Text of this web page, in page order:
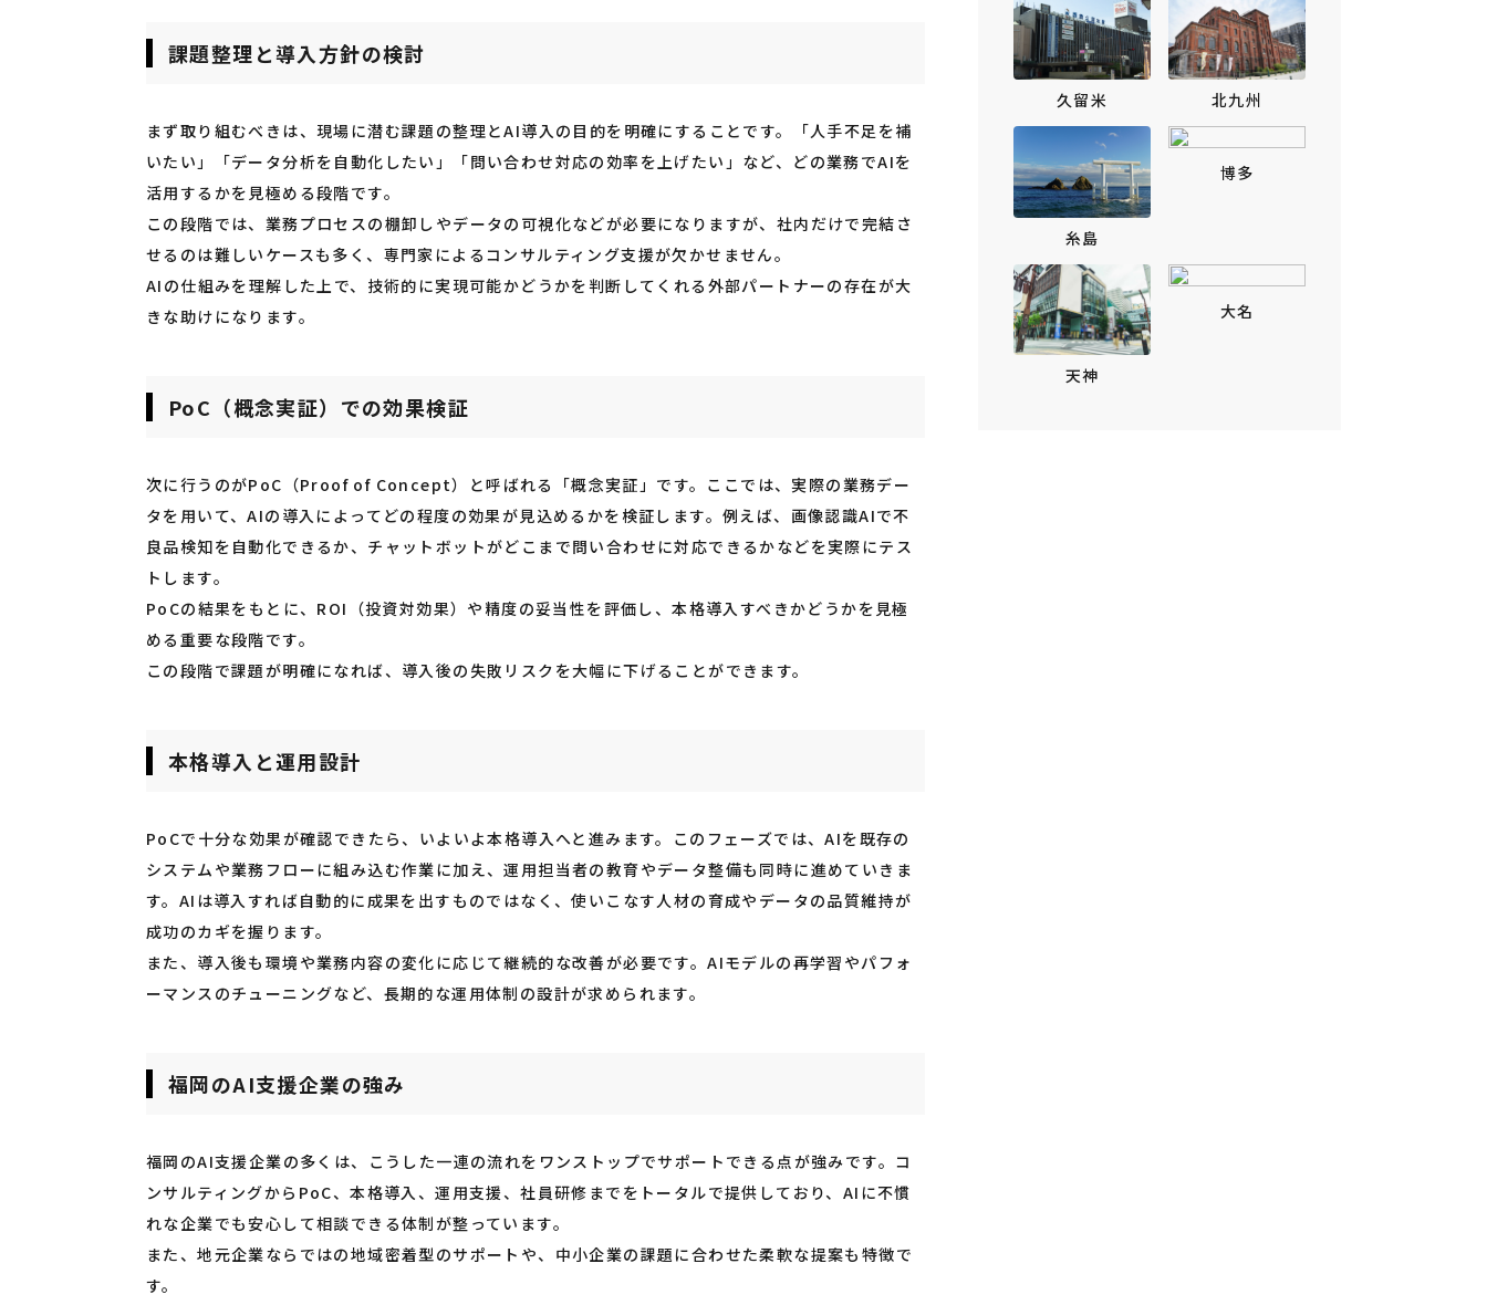
課題整理と導入方針の検討
まず取り組むべきは、現場に潜む課題の整理とAI導入の目的を明確にすることです。「人手不足を補
いたい」「データ分析を自動化したい」「問い合わせ対応の効率を上げたい」など、どの業務でAIを
活用するかを見極める段階です。
この段階では、業務プロセスの棚卸しやデータの可視化などが必要になりますが、社内だけで完結さ
せるのは難しいケースも多く、専門家によるコンサルティング支援が欠かせません。
AIの仕組みを理解した上で、技術的に実現可能かどうかを判断してくれる外部パートナーの存在が大
きな助けになります。
PoC（概念実証）での効果検証
次に行うのがPoC（Proof of Concept）と呼ばれる「概念実証」です。ここでは、実際の業務デー
タを用いて、AIの導入によってどの程度の効果が見込めるかを検証します。例えば、画像認識AIで不
良品検知を自動化できるか、チャットボットがどこまで問い合わせに対応できるかなどを実際にテス
トします。
PoCの結果をもとに、ROI（投資対効果）や精度の妥当性を評価し、本格導入すべきかどうかを見極
める重要な段階です。
この段階で課題が明確になれば、導入後の失敗リスクを大幅に下げることができます。
本格導入と運用設計
PoCで十分な効果が確認できたら、いよいよ本格導入へと進みます。このフェーズでは、AIを既存の
システムや業務フローに組み込む作業に加え、運用担当者の教育やデータ整備も同時に進めていきま
す。AIは導入すれば自動的に成果を出すものではなく、使いこなす人材の育成やデータの品質維持が
成功のカギを握ります。
また、導入後も環境や業務内容の変化に応じて継続的な改善が必要です。AIモデルの再学習やパフォ
ーマンスのチューニングなど、長期的な運用体制の設計が求められます。
福岡のAI支援企業の強み
福岡のAI支援企業の多くは、こうした一連の流れをワンストップでサポートできる点が強みです。コ
ンサルティングからPoC、本格導入、運用支援、社員研修までをトータルで提供しており、AIに不慣
れな企業でも安心して相談できる体制が整っています。
また、地元企業ならではの地域密着型のサポートや、中小企業の課題に合わせた柔軟な提案も特徴で
す。
久留米 北九州
糸島
博多
天神
大名